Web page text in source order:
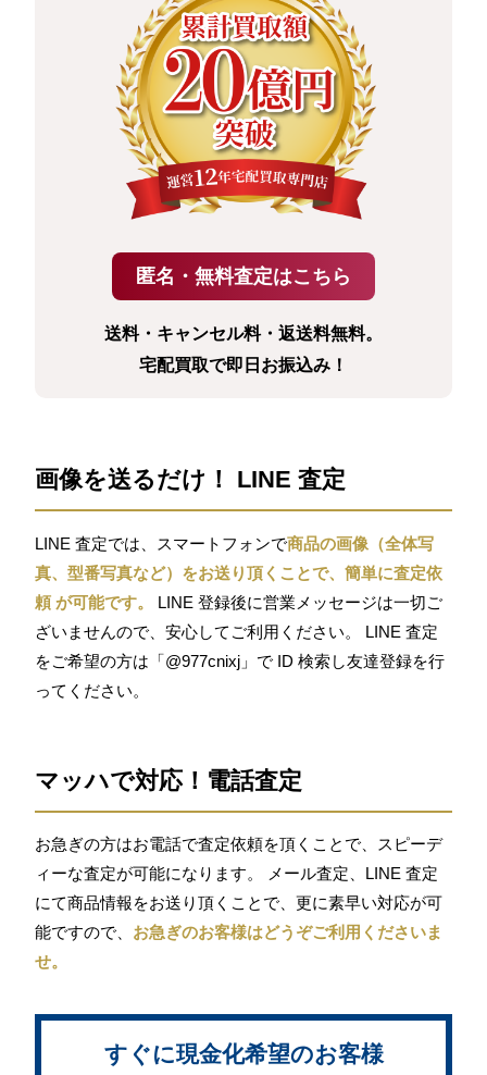
送料・キャンセル料・返送料無料。
宅配買取で即日お振込み！
画像を送るだけ！ LINE 査定
LINE 査定では、スマートフォンで商品の画像（全体写
真、型番写真など）をお送り頂くことで、簡単に査定依
頼 が可能です。
LINE 登録後に営業メッセージは一切ご
ざいませんので、安心してご利用ください。 LINE 査定
をご希望の方は「@977cnixj」で ID 検索し友達登録を行
ってください。
マッハで対応！電話査定
お急ぎの方はお電話で査定依頼を頂くことで、スピーデ
ィーな査定が可能になります。 メール査定、LINE 査定
にて商品情報をお送り頂くことで、更に素早い対応が可
能ですので、 お急ぎのお客様はどうぞご利用くださいま
せ。
すぐに現金化希望のお客様